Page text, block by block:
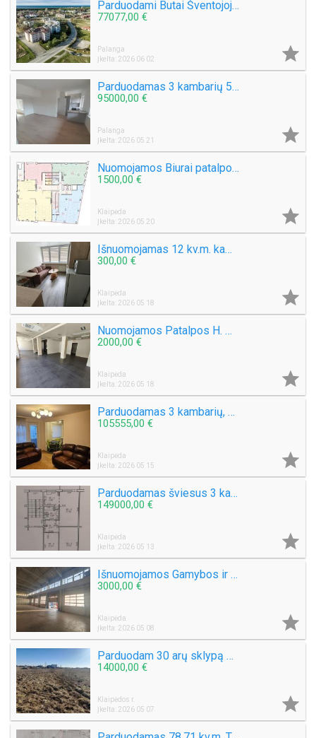
Parduodami Butai Šventojoje Galima ir Išperkamoji Nuoma 1-2-3 kambarių Butai
77077,00 €
Palanga
Įkelta: 2026 06 02

Parduodamas 3 kambarių 58 kv.m. Butas Mokyklos g. Šventojoje
95000,00 €
Palanga
Įkelta: 2026 05 21

Nuomojamos Biurai patalpos nuo 117 kv.m. iki 750 kv.m. Centre N. Uosto g.
1500,00 €
Klaipėda
Įkelta: 2026 05 20

Išnuomojamas 12 kv.m. kambarys bendrabutyje. Taikos pr. 34 Renovuotas namas, laiptinė
300,00 €
Klaipėda
Įkelta: 2026 05 18

Nuomojamos Patalpos H. Manto g, pradžioje. Plotai: 58 kv.m. 134 kv.m. 198 kv.m.
2000,00 €
Klaipėda
Įkelta: 2026 05 18

Parduodamas 3 kambarių, 64,5 kv.m. Butas Reikjaviko g. 9
105555,00 €
Klaipėda
Įkelta: 2026 05 15

Parduodamas šviesus 3 kambarių butas patogioje miesto vietoje – Taikos pr. šalia Akropolio
149000,00 €
Klaipėda
Įkelta: 2026 05 13

Išnuomojamos Gamybos ir Sandėliavimo patalpos
3000,00 €
Klaipėda
Įkelta: 2026 05 08

Parduodam 30 arų sklypą Šlapšilės km, Žiburių g. 25. Klaipėdos raj.
14000,00 €
Klaipėdos r.
Įkelta: 2026 05 07
